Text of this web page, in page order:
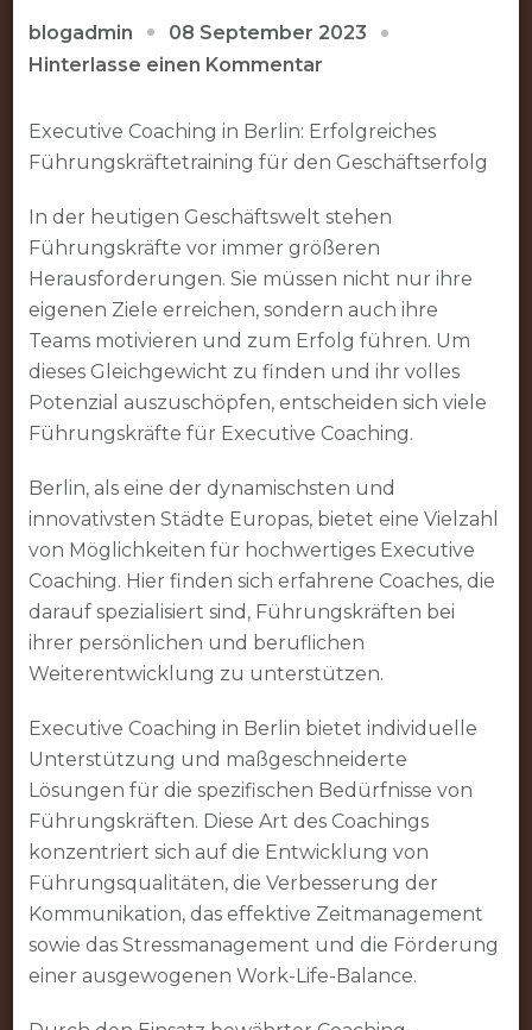
blogadmin
08 September 2023
Hinterlasse einen Kommentarzu
Executive
Coaching
Berlin:
für
den
Erfolg
Executive Coaching in Berlin: Erfolgreiches
Führungskräftetraining für den Geschäftserfolg
In der heutigen Geschäftswelt stehen
Führungskräfte vor immer größeren
Herausforderungen. Sie müssen nicht nur ihre
eigenen Ziele erreichen, sondern auch ihre
Teams motivieren und zum Erfolg führen. Um
dieses Gleichgewicht zu finden und ihr volles
Potenzial auszuschöpfen, entscheiden sich viele
Führungskräfte für Executive Coaching.
Berlin, als eine der dynamischsten und
innovativsten Städte Europas, bietet eine Vielzahl
von Möglichkeiten für hochwertiges Executive
Coaching. Hier finden sich erfahrene Coaches, die
darauf spezialisiert sind, Führungskräften bei
ihrer persönlichen und beruflichen
Weiterentwicklung zu unterstützen.
Executive Coaching in Berlin bietet individuelle
Unterstützung und maßgeschneiderte
Lösungen für die spezifischen Bedürfnisse von
Führungskräften. Diese Art des Coachings
konzentriert sich auf die Entwicklung von
Führungsqualitäten, die Verbesserung der
Kommunikation, das effektive Zeitmanagement
sowie das Stressmanagement und die Förderung
einer ausgewogenen Work-Life-Balance.